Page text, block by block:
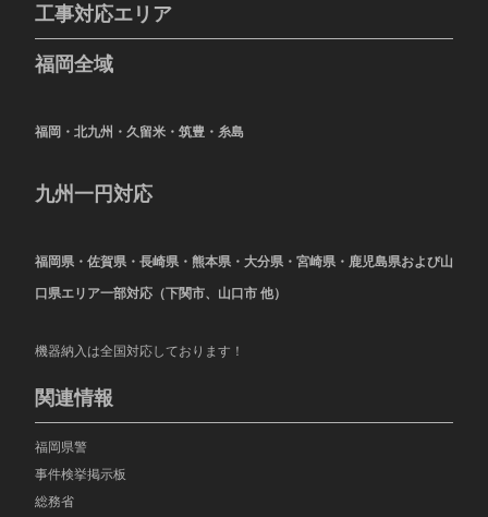
工事対応エリア
福岡全域
福岡・北九州・久留米・筑豊・糸島
九州一円対応
福岡県・佐賀県・長崎県・熊本県・大分県・宮崎県・鹿児島県および山
口県エリア一部対応（下関市、山口市 他）
機器納入は全国対応しております！
関連情報
福岡県警
事件検挙掲示板
総務省